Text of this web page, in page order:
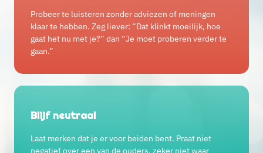
Probeer te luisteren zonder adviezen of meningen
klaar te hebben. Zeg liever: “Dat klinkt moeilijk, hoe
gaat het nu met je?” dan “Je moet proberen verder te
gaan.”
Blijf neutraal
Laat merken dat je er voor beiden bent. Praat niet
negatief over een van de ouders, zeker niet waar